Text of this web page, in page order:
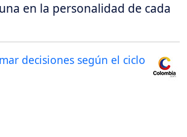
en la personalidad de cada